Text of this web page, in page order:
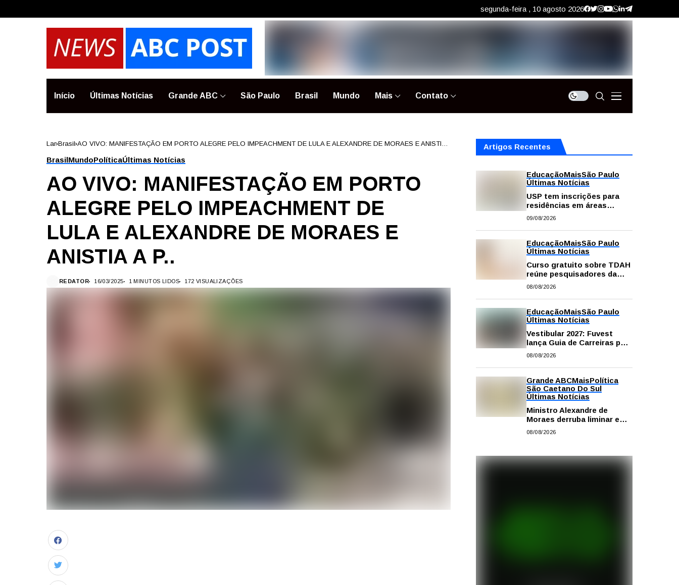
segunda-feira , 10 agosto 2026
Início Últimas Notícias Grande ABC São Paulo Brasil Mundo Mais Contato
Lar Brasil AO VIVO: MANIFESTAÇÃO EM PORTO ALEGRE PELO IMPEACHMENT DE LULA E ALEXANDRE DE MORAES E ANISTIA
BrasilMundoPolíticaÚltimas Notícias
AO VIVO: MANIFESTAÇÃO EM PORTO
ALEGRE PELO IMPEACHMENT DE
LULA E ALEXANDRE DE MORAES E
ANISTIA A P..
REDATOR 16/03/2025 1 MINUTOS LIDOS 172 VISUALIZAÇÕES
Artigos Recentes
EducaçãoMaisSão Paulo
Últimas Notícias
USP tem inscrições para
residências em áreas
profissionais da saúde
09/08/2026
EducaçãoMaisSão Paulo
Últimas Notícias
Curso gratuito sobre TDAH
reúne pesquisadores da
USP; veja como se
08/08/2026
EducaçãoMaisSão Paulo
Últimas Notícias
Vestibular 2027: Fuvest
lança Guia de Carreiras para
auxiliar candidatos na
08/08/2026
Grande ABCMaisPolítica
São Caetano Do Sul
Últimas Notícias
Ministro Alexandre de
Moraes derruba liminar e
restabelece andamento de
Gianello
08/08/2026